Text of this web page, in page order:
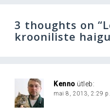
3 thoughts on “
krooniliste
Kenno ütleb:
mai 8, 2013, 2:29 p.l.